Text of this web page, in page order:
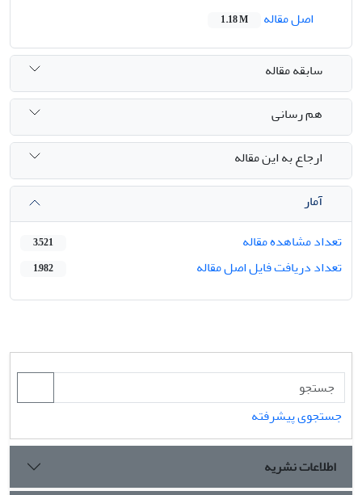
اصل مقاله
1.18 M
سابقه مقاله
هم رسانی
ارجاع به این مقاله
آمار
تعداد مشاهده مقاله
3,521
تعداد دریافت فایل اصل مقاله 1,982
جستجوی پیشرفته
اطلاعات نشریه